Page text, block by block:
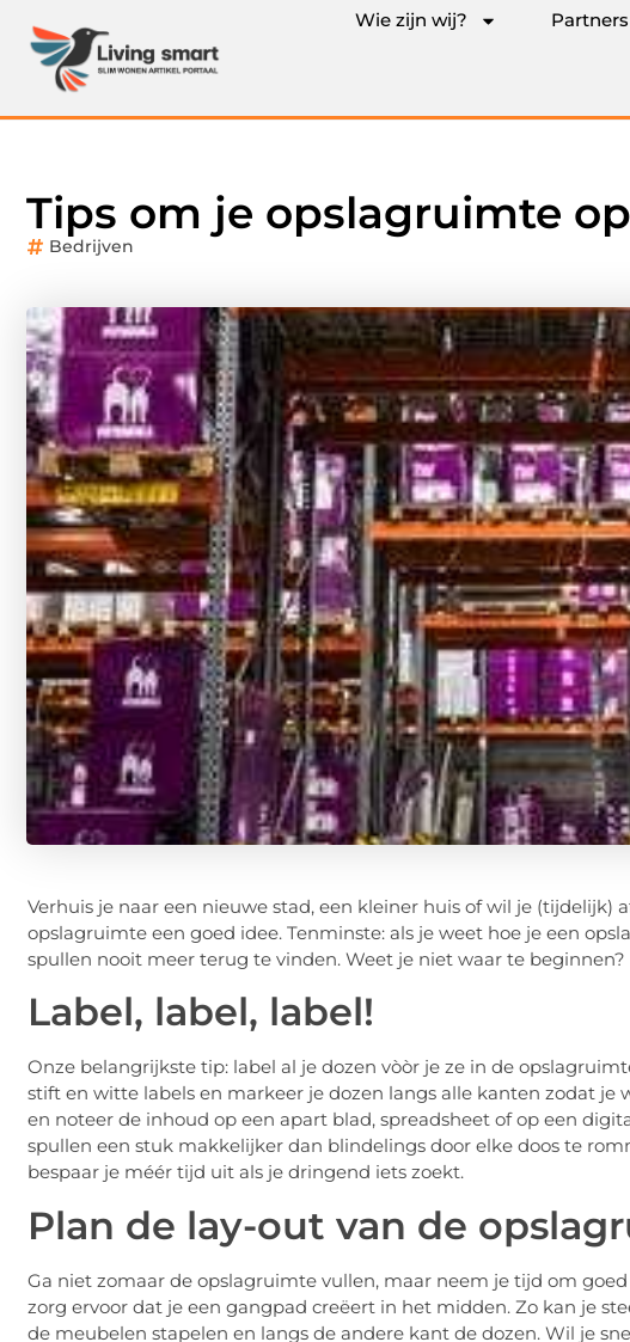
Wie zijn wij? Partners
Tips om je opslagruimte
Bedrijven
Verhuis je naar een nieuwe stad, een kleiner huis of wil je (tijdelijk)
opslagruimte een goed idee. Tenminste: als je weet hoe je een
spullen nooit meer terug te vinden. Weet je niet waar te
Label, label, label!
Onze belangrijkste tip: label al je dozen vòòr je ze in de
stift en witte labels en markeer je dozen langs alle kanten zodat je
en noteer de inhoud op een apart blad, spreadsheet of op een
spullen een stuk makkelijker dan blindelings door elke doos te
bespaar je méér tijd uit als je dringend iets zoekt.
Plan de lay-out van de
Ga niet zomaar de opslagruimte vullen, maar neem je tijd om
zorg ervoor dat je een gangpad creëert in het midden. Zo kan je
de meubelen stapelen en langs de andere kant de dozen. Wil je